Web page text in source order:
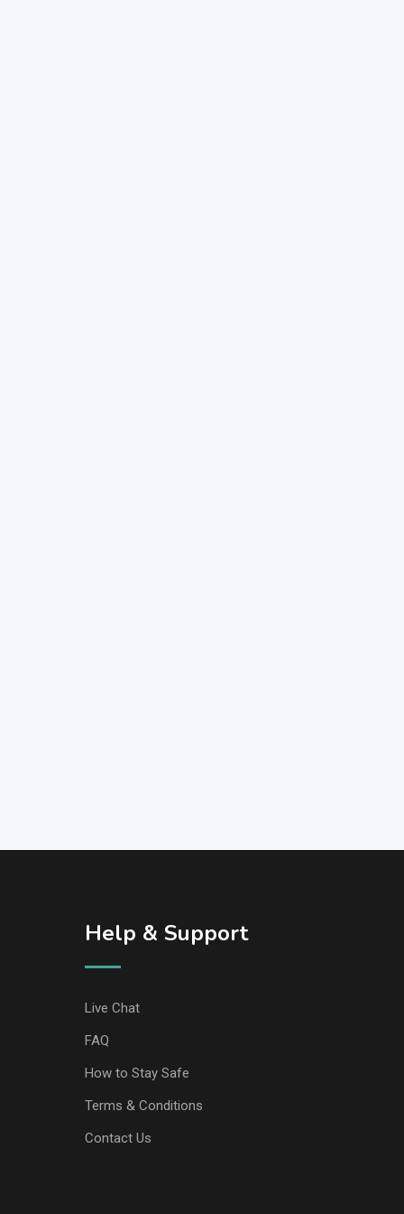
Help & Support
Live Chat
FAQ
How to Stay Safe
Terms & Conditions
Contact Us